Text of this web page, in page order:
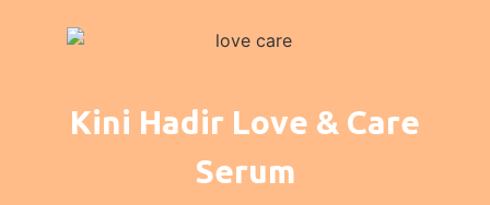
Kini Hadir Love & Care
Serum